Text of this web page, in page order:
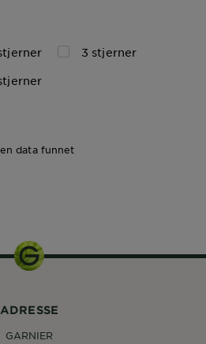
3 stjerner
data funnet
ADRESSE
GARNIER